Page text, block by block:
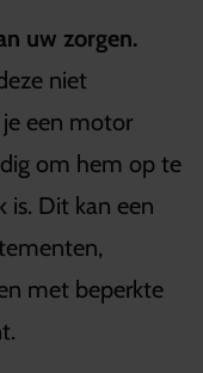
uw zorgen.
niet
een motor
om hem op te
is. Dit kan een
met beperkte